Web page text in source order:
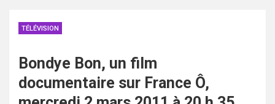
TÉLÉVISION
Bondye Bon, un film
documentaire sur France Ô,